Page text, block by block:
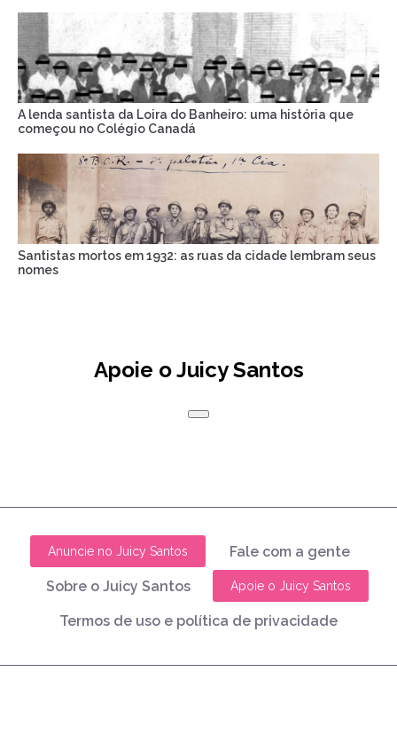
A lenda santista da Loira do Banheiro: uma história que
começou no Colégio Canadá
Santistas mortos em 1932: as ruas da cidade lembram seus
nomes
Apoie o Juicy Santos
Anuncie no Juicy Santos Fale com a gente
Sobre o Juicy Santos Apoie o Juicy Santos
Termos de uso e política de privacidade